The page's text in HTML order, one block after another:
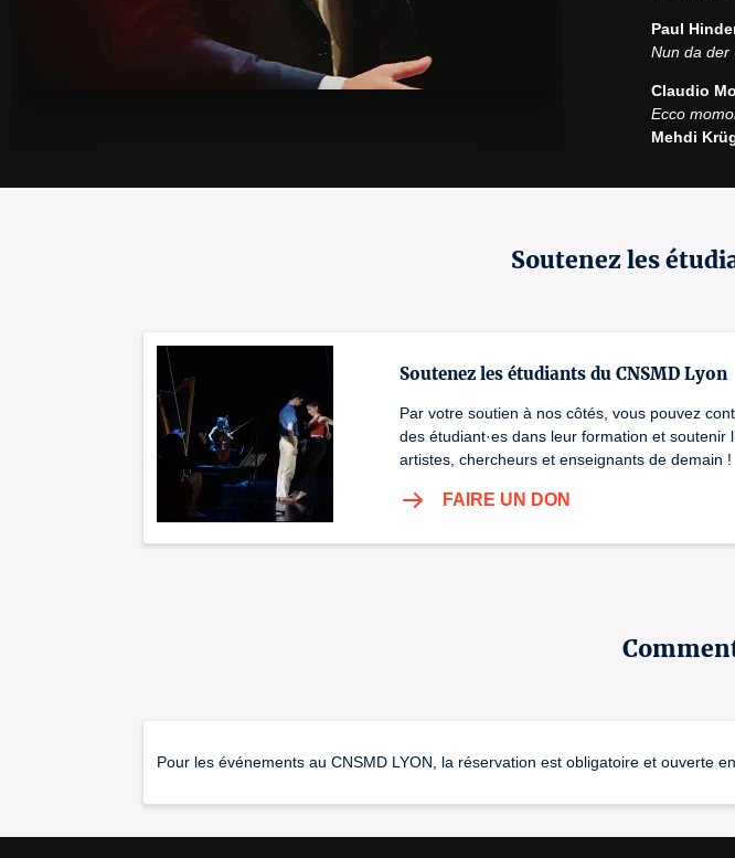
Paul
Nun da der
Claudio
Ecco
Mehdi
Max Reger
Edward
Mehdi
Du vent
Soutenez les
Soutenez les étudiants du CNSMD Lyon
Par votre soutien à nos côtés, vous pouvez
des étudiant·es dans leur formation et
artistes, chercheurs et enseignants de demain !
FAIRE UN DON
Pour les événements au CNSMD LYON, la réservation est obligatoire et ouverte